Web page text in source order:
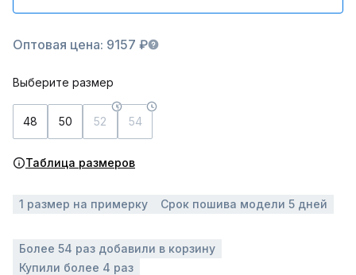
Оптовая цена: 9157 ₽
Выберите размер
48 50 52 54
Таблица размеров
1 размер на примерку Срок пошива модели 5 дней
Более 54 раз добавили в корзину
Купили более 4 раз